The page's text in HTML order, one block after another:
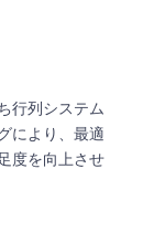
行列システム
により、最適
度を向上させ